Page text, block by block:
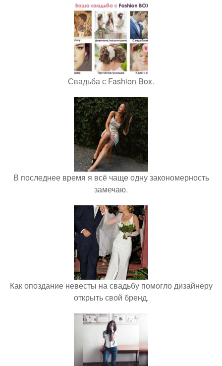
Свадьба с Fashion Box.
В последнее время я всё чаще одну закономерность
замечаю.
Как опоздание невесты на свадьбу помогло дизайнеру
открыть свой бренд.